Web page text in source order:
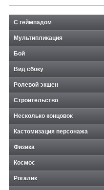
С геймпадом
Мультипликация
Бой
Вид сбоку
Ролевой экшен
Строительство
Несколько концовок
Кастомизация персонажа
Физика
Космос
Рогалик